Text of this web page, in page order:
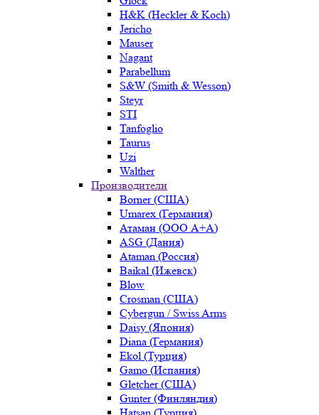
H&K (Heckler & Koch)
Jericho
Mauser
Nagant
Parabellum
S&W (Smith & Wesson)
Steyr
STI
Tanfoglio
Taurus
Uzi
Walther
Производители
Borner (США)
Umarex (Германия)
Атаман (ООО А+А)
ASG (Дания)
Ataman (Россия)
Baikal (Ижевск)
Blow
Crosman (США)
Cybergun / Swiss Arms
Daisy (Япония)
Diana (Германия)
Ekol (Турция)
Gamo (Испания)
Gletcher (США)
Gunter (Финляндия)